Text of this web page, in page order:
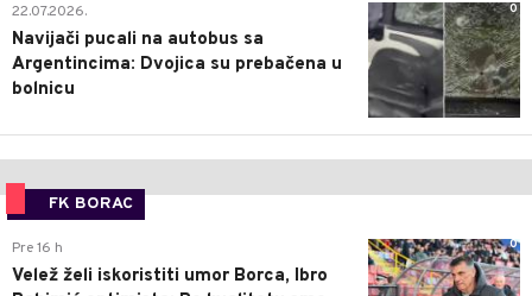
0
22.07.2026.
Navijači pucali na autobus sa
Argentincima: Dvojica su prebačena u
bolnicu
FK BORAC
0
Pre 16 h
Velež želi iskoristiti umor Borca, Ibro